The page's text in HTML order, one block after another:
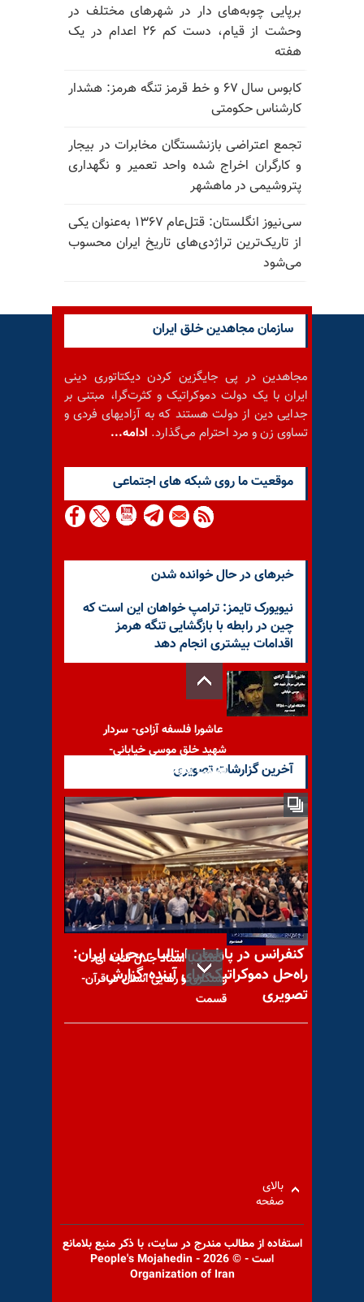
برپایی چوبه‌های دار در شهرهای مختلف در
وحشت از قیام، دست کم ۲۶ اعدام در یک
هفته
کابوس سال ۶۷ و خط قرمز تنگه هرمز: هشدار
کارشناس حکومتی
تجمع اعتراضی بازنشستگان مخابرات در بیجار
و کارگران اخراج شده واحد تعمیر و نگهداری
پتروشیمی در ماهشهر
سی‌نیوز انگلستان: قتل‌عام ۱۳۶۷ به‌عنوان یکی
از تاریک‌ترین تراژدی‌های تاریخ ایران محسوب
می‌شود
سازمان مجاهدین خلق ایران
مجاهدین در پی جایگزین کردن دیکتاتوری دینی
ایران با یک دولت دموکراتیک و کثرت‌گرا، مبتنی بر
جدایی دین از دولت هستند که به آزادیهای فردی و
تساوی زن و مرد احترام می‌گذارد. ادامه...
موقعيت ما روى شبكه هاى اجتماعى
خبرهای در حال خوانده شدن
نیویورک تایمز: ترامپ خواهان این است که
چین در رابطه با بازگشایی تنگه هرمز
اقدامات بیشتری انجام دهد
عاشورا فلسفه آزادی- سردار
شهید خلق موسی خیابانی-
قسمت سوم
با یاد مجاهد شهید مینا عسگری
گفتگو با استاد جلال گنجه ای-
رستگاری و رهایی انسان در قرآن-
قسمت
با یاد مجاهد شهید حمید قرایی
آخرین گزارشات تصویری
کنفرانس در پارلمان ایتالیا - بحران ایران:
راه‌حل دموکراتیک برای آینده-گزارش
تصویری
بالای
صفحه
استفاده از مطالب مندرج در سايت، با ذكر منبع بلامانع
است - © 2026 - People's Mojahedin
Organization of Iran